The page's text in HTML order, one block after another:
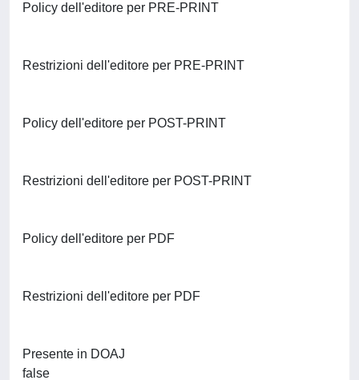
Policy dell'editore per PRE-PRINT
Restrizioni dell'editore per PRE-PRINT
Policy dell'editore per POST-PRINT
Restrizioni dell'editore per POST-PRINT
Policy dell'editore per PDF
Restrizioni dell'editore per PDF
Presente in DOAJ